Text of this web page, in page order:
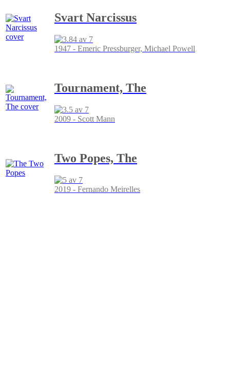
Svart Narcissus
1947 - Emeric Pressburger, Michael Powell
Tournament, The
2009 - Scott Mann
Two Popes, The
2019 - Fernando Meirelles